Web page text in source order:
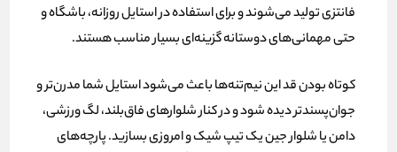
فانتزیتولید می‌شوند و برای استفاده در استایل روزانه، باشگاه و
حتی مهمانی‌های دوستانه گزینه‌ای بسیار مناسب هستند.
کوتاه بودن قد این نیم‌تنه‌ها باعث می‌شود استایل شمامدرن‌تر و
جوان‌پسندتردیده شود و در کنار شلوارهای فاق‌بلند، لگ ورزشی،
دامن یا شلوار جین یک تیپ شیک و امروزی بسازید. پارچه‌های